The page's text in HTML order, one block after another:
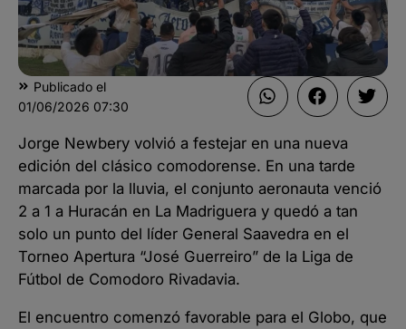
Publicado el
01/06/2026 07:30
Jorge Newbery volvió a festejar en una nueva
edición del clásico comodorense. En una tarde
marcada por la lluvia, el conjunto aeronauta venció
2 a 1 a Huracán en La Madriguera y quedó a tan
solo un punto del líder General Saavedra en el
Torneo Apertura “José Guerreiro” de la Liga de
Fútbol de Comodoro Rivadavia.
El encuentro comenzó favorable para el Globo, que